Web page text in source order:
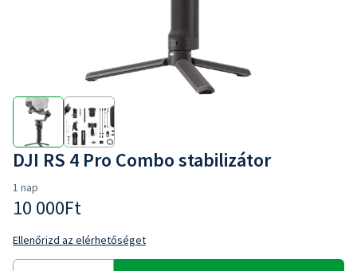
DJI RS 4 Pro Combo stabilizátor